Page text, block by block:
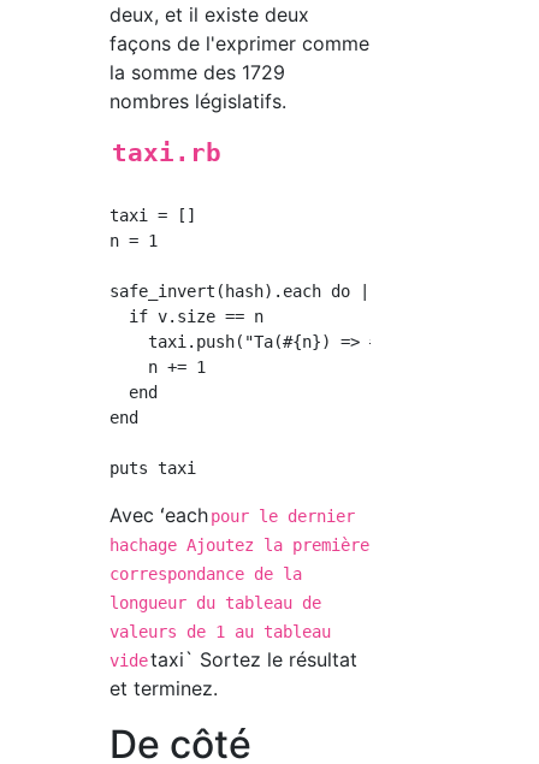
deux, et il existe deux
façons de l'exprimer comme
la somme des 1729
nombres législatifs.
taxi.rb
taxi = []
n = 1
safe_invert(hash).each do |k, v|
  if v.size == n
    taxi.push("Ta(#{n}) => #{k}: #{v}")
    n += 1
  end
end
Avec ʻeachpour le dernier
hachage Ajoutez la première
correspondance de la
longueur du tableau de
valeurs de 1 au tableau
videtaxi` Sortez le résultat
et terminez.
De côté